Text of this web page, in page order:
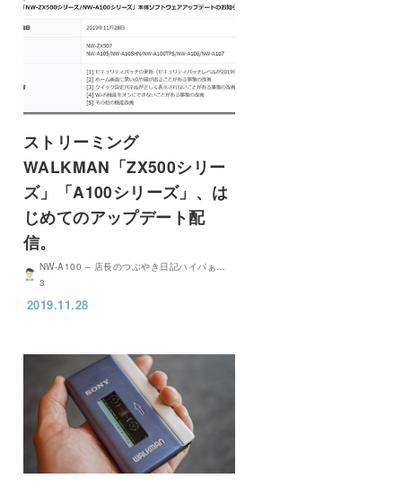
ストリーミング
WALKMAN「ZX500シリー
ズ」「A100シリーズ」、は
じめてのアップデート配
信。
NW-A100 – 店長のつぶやき日記ハイパぁ…
3
2019.11.28